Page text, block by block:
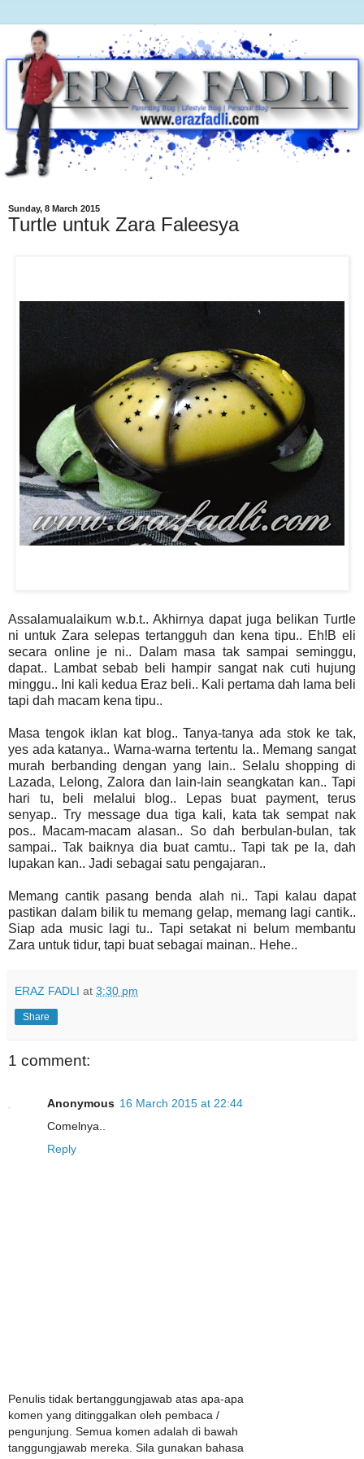
Sunday, 8 March 2015
Turtle untuk Zara Faleesya
Assalamualaikum w.b.t.. Akhirnya dapat juga belikan Turtle
ni untuk Zara selepas tertangguh dan kena tipu.. Eh!B eli
secara online je ni.. Dalam masa tak sampai seminggu,
dapat.. Lambat sebab beli hampir sangat nak cuti hujung
minggu.. Ini kali kedua Eraz beli.. Kali pertama dah lama beli
tapi dah macam kena tipu..
Masa tengok iklan kat blog.. Tanya-tanya ada stok ke tak,
yes ada katanya.. Warna-warna tertentu la.. Memang sangat
murah berbanding dengan yang lain.. Selalu shopping di
Lazada, Lelong, Zalora dan lain-lain seangkatan kan.. Tapi
hari tu, beli melalui blog.. Lepas buat payment, terus
senyap.. Try message dua tiga kali, kata tak sempat nak
pos.. Macam-macam alasan.. So dah berbulan-bulan, tak
sampai.. Tak baiknya dia buat camtu.. Tapi tak pe la, dah
lupakan kan.. Jadi sebagai satu pengajaran..
Memang cantik pasang benda alah ni.. Tapi kalau dapat
pastikan dalam bilik tu memang gelap, memang lagi cantik..
Siap ada music lagi tu.. Tapi setakat ni belum membantu
Zara untuk tidur, tapi buat sebagai mainan.. Hehe..
ERAZ FADLI at 3:30 pm
Share
1 comment:
Anonymous 16 March 2015 at 22:44
Comelnya..
Reply
Penulis tidak bertanggungjawab atas apa-apa
komen yang ditinggalkan oleh pembaca /
pengunjung. Semua komen adalah di bawah
tanggungjawab mereka. Sila gunakan bahasa